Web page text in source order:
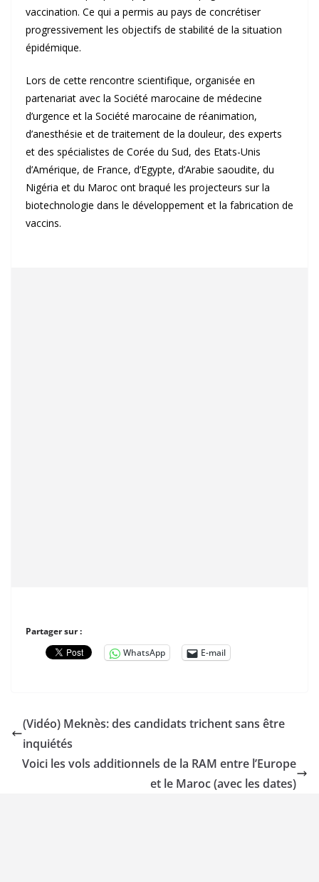
vaccination. Ce qui a permis au pays de concrétiser
progressivement les objectifs de stabilité de la situation
épidémique.
Lors de cette rencontre scientifique, organisée en
partenariat avec la Société marocaine de médecine
d’urgence et la Société marocaine de réanimation,
d’anesthésie et de traitement de la douleur, des experts
et des spécialistes de Corée du Sud, des Etats-Unis
d’Amérique, de France, d’Egypte, d’Arabie saoudite, du
Nigéria et du Maroc ont braqué les projecteurs sur la
biotechnologie dans le développement et la fabrication de
vaccins.
Partager sur :
WhatsApp
E-mail
(Vidéo) Meknès: des candidats trichent sans être
inquiétés
Voici les vols additionnels de la RAM entre l’Europe
et le Maroc (avec les dates)